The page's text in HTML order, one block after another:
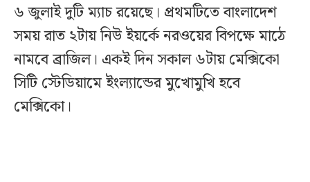
৬ জুলাই দুটি ম্যাচ রয়েছে। প্রথমটিতে বাংলাদেশ
সময় রাত ২টায় নিউ ইয়র্কে নরওয়ের বিপক্ষে মাঠে
নামবে ব্রাজিল। একই দিন সকাল ৬টায় মেক্সিকো
সিটি স্টেডিয়ামে ইংল্যান্ডের মুখোমুখি হবে
মেক্সিকো।